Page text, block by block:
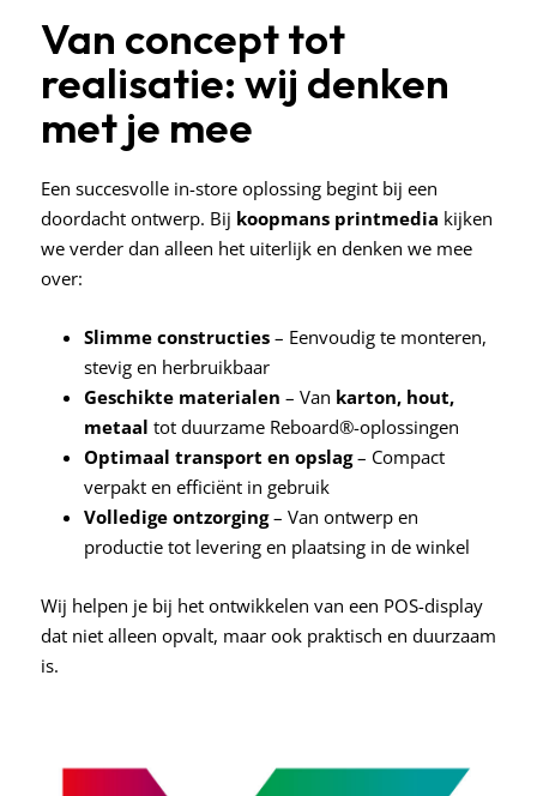
Van concept tot
realisatie: wij denken
met je mee
Een succesvolle in-store oplossing begint bij een
doordacht ontwerp. Bij koopmans printmedia kijken
we verder dan alleen het uiterlijk en denken we mee
over:
Slimme constructies – Eenvoudig te monteren,
stevig en herbruikbaar
Geschikte materialen – Van karton, hout,
metaal tot duurzame Reboard®-oplossingen
Optimaal transport en opslag– Compact
verpakt en efficiënt in gebruik
Volledige ontzorging– Van ontwerp en
productie tot levering en plaatsing in de winkel
Wij helpen je bij het ontwikkelen van een POS-display
dat niet alleen opvalt, maar ook praktisch en duurzaam
is.